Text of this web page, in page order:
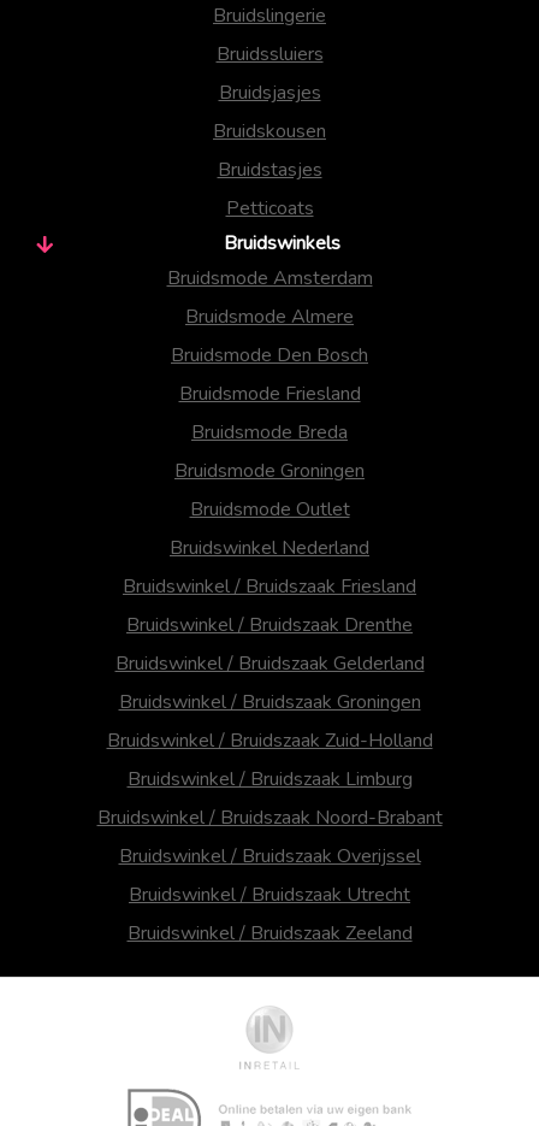
Bruidslingerie
Bruidssluiers
Bruidsjasjes
Bruidskousen
Bruidstasjes
Petticoats
Bruidswinkels
Bruidsmode Amsterdam
Bruidsmode Almere
Bruidsmode Den Bosch
Bruidsmode Friesland
Bruidsmode Breda
Bruidsmode Groningen
Bruidsmode Outlet
Bruidswinkel Nederland
Bruidswinkel / Bruidszaak Friesland
Bruidswinkel / Bruidszaak Drenthe
Bruidswinkel / Bruidszaak Gelderland
Bruidswinkel / Bruidszaak Groningen
Bruidswinkel / Bruidszaak Zuid-Holland
Bruidswinkel / Bruidszaak Limburg
Bruidswinkel / Bruidszaak Noord-Brabant
Bruidswinkel / Bruidszaak Overijssel
Bruidswinkel / Bruidszaak Utrecht
Bruidswinkel / Bruidszaak Zeeland